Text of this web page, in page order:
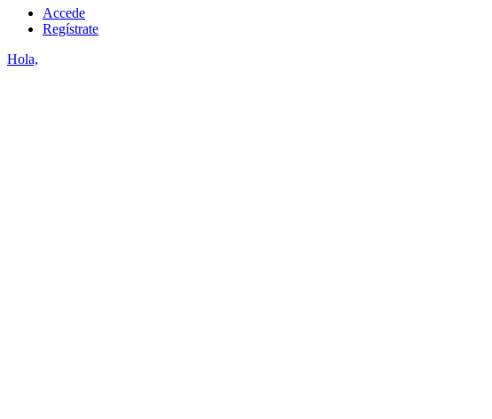
Accede
Regístrate
Hola,